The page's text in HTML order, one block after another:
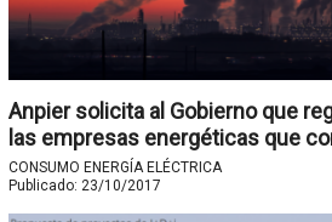
Anpier solicita al Gobierno que
las empresas energéticas que
CONSUMO ENERGÍA ELÉCTRICA
Publicado: 23/10/2017